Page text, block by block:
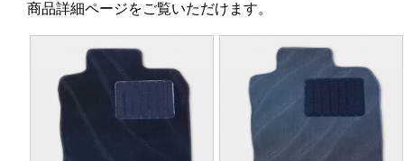
商品詳細ページをご覧いただけます。